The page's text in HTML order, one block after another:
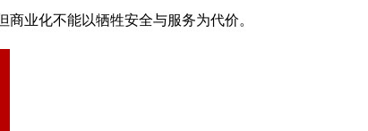
业化不能以牺牲安全与服务为代价。